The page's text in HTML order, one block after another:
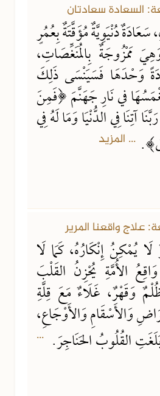
سَعَادَةٌ دُنْيَوِيَّةٌ مُؤَقَّتَةٌ بِعُمُرٍ
مَمْزُوجَةٌ بِالمُنَغِّصَاتِ،
وَحْدَهَا فَسَيَنْسَى ذَلِكَ
في نَارِ جَهَنَّمَ ﴿فَمِنَ
آتِنَا فِي الدُّنْيَا وَمَا لَهُ فِي
... المزيد
لَا يُمْكِنُ إِنْكَارُهُ، كَمَا لَا
الأُمَّةِ يُحْزِنُ القَلْبَ
وَقَهْرٌ، غَلَاءٌ مَعَ قِلَّةِ
وَالأَسْقَامِ وَالأَوْجَاعِ،
القُلُوبُ الحَنَاجِرَ. ...